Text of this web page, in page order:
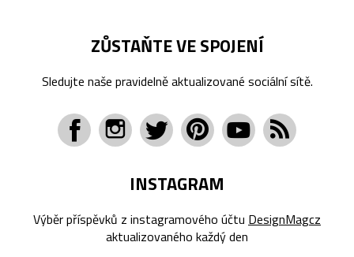
ZŮSTAŇTE VE SPOJENÍ
Sledujte naše pravidelně aktualizované sociální sítě.
INSTAGRAM
Výběr příspěvků z instagramového účtu DesignMagcz
aktualizovaného každý den